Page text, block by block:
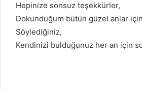
Hepinize sonsuz teşekkürler,
Dokunduğum bütün güzel anlar
Söylediğiniz,
Kendinizi bulduğunuz her an için